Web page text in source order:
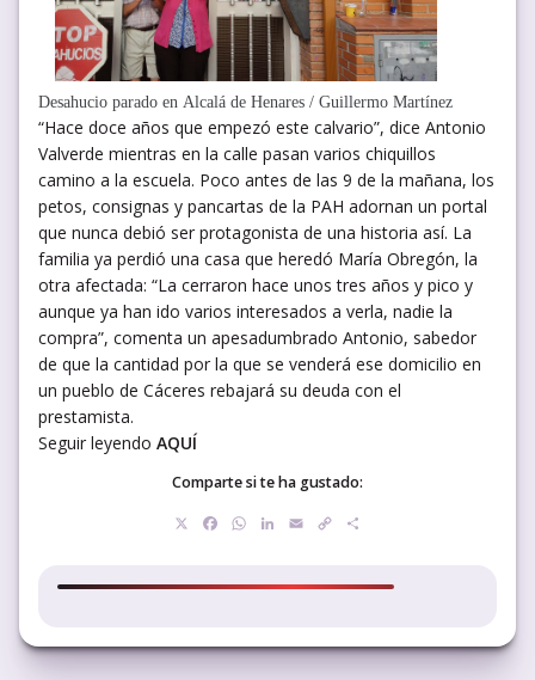
Desahucio parado en Alcalá de Henares / Guillermo Martínez
“Hace doce años que empezó este calvario”, dice Antonio
Valverde mientras en la calle pasan varios chiquillos
camino a la escuela. Poco antes de las 9 de la mañana, los
petos, consignas y pancartas de la PAH adornan un portal
que nunca debió ser protagonista de una historia así. La
familia ya perdió una casa que heredó María Obregón, la
otra afectada: “La cerraron hace unos tres años y pico y
aunque ya han ido varios interesados a verla, nadie la
compra”, comenta un apesadumbrado Antonio, sabedor
de que la cantidad por la que se venderá ese domicilio en
un pueblo de Cáceres rebajará su deuda con el
prestamista.
Seguir leyendo AQUÍ
Comparte si te ha gustado:
Facebook
WhatsApp
LinkedIn
EmailCopy